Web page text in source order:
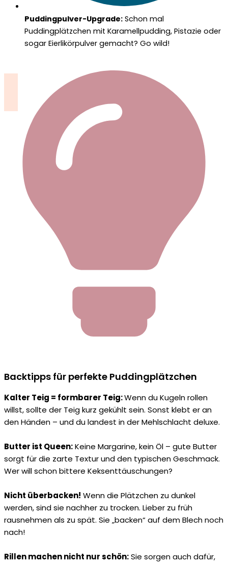
Puddingpulver-Upgrade: Schon mal
Puddingplätzchen mit Karamellpudding, Pistazie oder
sogar Eierlikörpulver gemacht? Go wild!
Backtipps für perfekte Puddingplätzchen
Kalter Teig = formbarer Teig:Wenn du Kugeln rollen
willst, sollte der Teig kurz gekühlt sein. Sonst klebt er an
den Händen – und du landest in der Mehlschlacht deluxe.
Butter ist Queen:Keine Margarine, kein Öl – gute Butter
sorgt für die zarte Textur und den typischen Geschmack.
Wer will schon bittere Keksenttäuschungen?
Nicht überbacken! Wenn die Plätzchen zu dunkel
werden, sind sie nachher zu trocken. Lieber zu früh
rausnehmen als zu spät. Sie „backen“ auf dem Blech noch
nach!
Rillen machen nicht nur schön:Sie sorgen auch dafür,